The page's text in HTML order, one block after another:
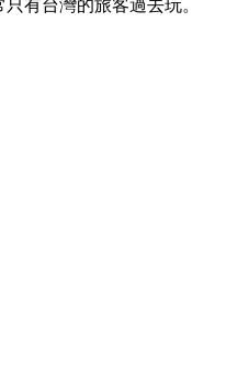
有台灣的旅客過去玩。